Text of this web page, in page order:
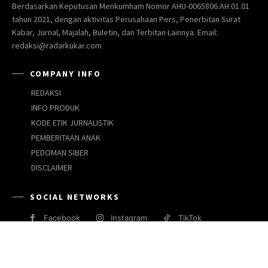
Berdasarkan Keputusan Menkumham Nomor AHU-0065806.AH.01.01
tahun 2021, dengan aktivitas Perusahaan Pers, Penerbitan Surat
Kabar, Jurnal, Majalah, Buletin, dan Terbitan Lainnya. Email:
redaksi@radarkukar.com
COMPANY INFO
REDAKSI
INFO PRODUK
KODE ETIK JURNALISTIK
PEMBERITAAN ANAK
PEDOMAN SIBER
DISCLAIMER
SOCIAL NETWORKS
Facebook Instagram TikTok